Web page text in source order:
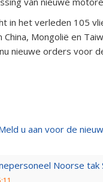
in het verleden 105
China, Mongolië en
nieuwe orders voor
u aan voor de
Noorse